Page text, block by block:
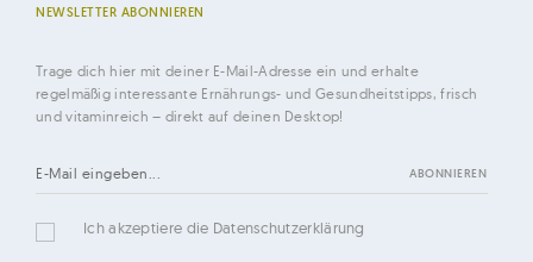
NEWSLETTER ABONNIEREN
Trage dich hier mit deiner E-Mail-Adresse ein und erhalte
regelmäßig interessante Ernährungs- und Gesundheitstipps, frisch
und vitaminreich – direkt auf deinen Desktop!
Ich akzeptiere die Datenschutzerklärung